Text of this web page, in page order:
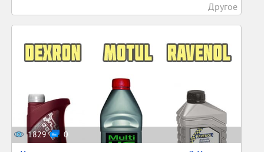
Другое
1829 0